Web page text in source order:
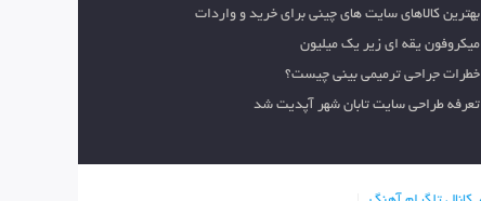
بهترین کالاهای سایت های چینی برای خرید و واردات
میکروفون یقه ای زیر یک میلیون
خطرات جراحی ترمیمی بینی چیست؟
تعرفه طراحی سایت تابان شهر آپدیت شد